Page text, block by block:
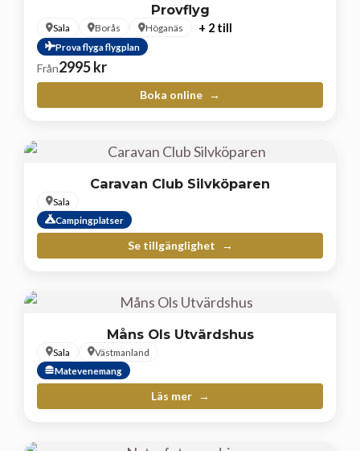
Provflyg
Sala Borås Höganäs + 2 till
Prova flyga flygplan
Från2995kr
Boka online
Caravan Club Silvköparen
Sala
Campingplatser
Se tillgänglighet
Måns Ols Utvärdshus
Sala
Västmanland
Matevenemang
Läs mer